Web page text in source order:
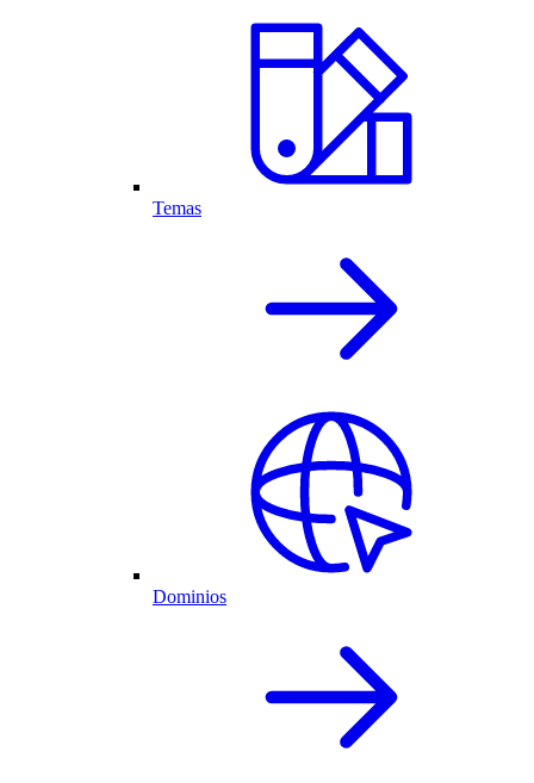
Temas
Dominios